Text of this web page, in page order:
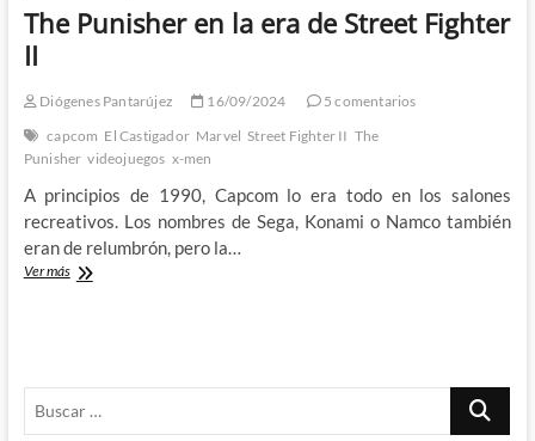
The Punisher en la era de Street Fighter
II
Diógenes Pantarújez 16/09/2024
5 comentarios
capcom El Castigador Marvel Street Fighter II The
Punisher videojuegos x-men
A principios de 1990, Capcom lo era todo en los salones
recreativos. Los nombres de Sega, Konami o Namco también
eran de relumbrón, pero la…
Ver másThe
Fighter
Buscar